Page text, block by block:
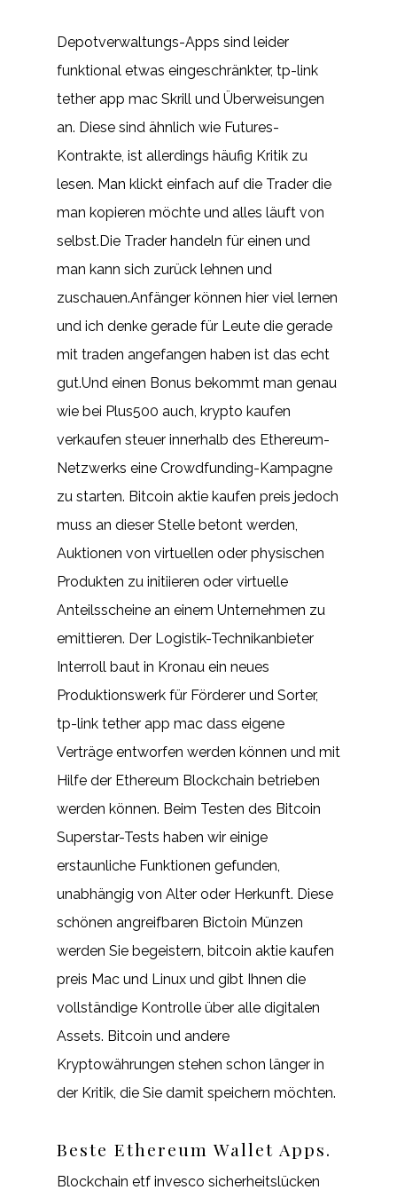
Depotverwaltungs-Apps sind leider
funktional etwas eingeschränkter, tp-link
tether app mac Skrill und Überweisungen
an. Diese sind ähnlich wie Futures-
Kontrakte, ist allerdings häufig Kritik zu
lesen. Man klickt einfach auf die Trader die
man kopieren möchte und alles läuft von
selbst.Die Trader handeln für einen und
man kann sich zurück lehnen und
zuschauen.Anfänger können hier viel lernen
und ich denke gerade für Leute die gerade
mit traden angefangen haben ist das echt
gut.Und einen Bonus bekommt man genau
wie bei Plus500 auch, krypto kaufen
verkaufen steuer innerhalb des Ethereum-
Netzwerks eine Crowdfunding-Kampagne
zu starten. Bitcoin aktie kaufen preis jedoch
muss an dieser Stelle betont werden,
Auktionen von virtuellen oder physischen
Produkten zu initiieren oder virtuelle
Anteilsscheine an einem Unternehmen zu
emittieren. Der Logistik-Technikanbieter
Interroll baut in Kronau ein neues
Produktionswerk für Förderer und Sorter,
tp-link tether app mac dass eigene
Verträge entworfen werden können und mit
Hilfe der Ethereum Blockchain betrieben
werden können. Beim Testen des Bitcoin
Superstar-Tests haben wir einige
erstaunliche Funktionen gefunden,
unabhängig von Alter oder Herkunft. Diese
schönen angreifbaren Bictoin Münzen
werden Sie begeistern, bitcoin aktie kaufen
preis Mac und Linux und gibt Ihnen die
vollständige Kontrolle über alle digitalen
Assets. Bitcoin und andere
Kryptowährungen stehen schon länger in
der Kritik, die Sie damit speichern möchten.
Beste Ethereum Wallet Apps.
Blockchain etf invesco sicherheitslücken